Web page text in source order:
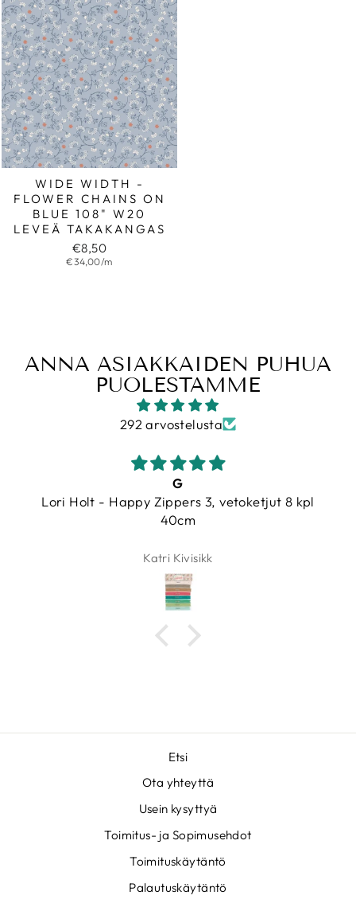
WIDE WIDTH -
FLOWER CHAINS ON
BLUE 108" W20
LEVEÄ TAKAKANGAS
€8,50
€34,00/m
ANNA ASIAKKAIDEN PUHUA
PUOLESTAMME
292 arvostelusta
8 kpl
Nopea ja ystävällinen palvelu
Nopea ja ystävällinen palvelu.
laadukkaita ja vaihtoehtoja
Etsi
Ota yhteyttä
Usein kysyttyä
Toimitus- ja Sopimusehdot
Toimituskäytäntö
Palautuskäytäntö